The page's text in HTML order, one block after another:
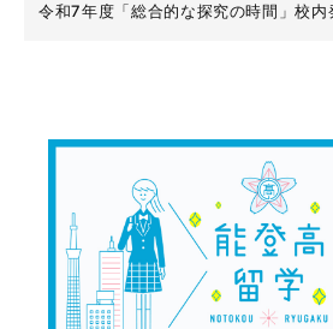
令和7年度「総合的な探究の時間」校内